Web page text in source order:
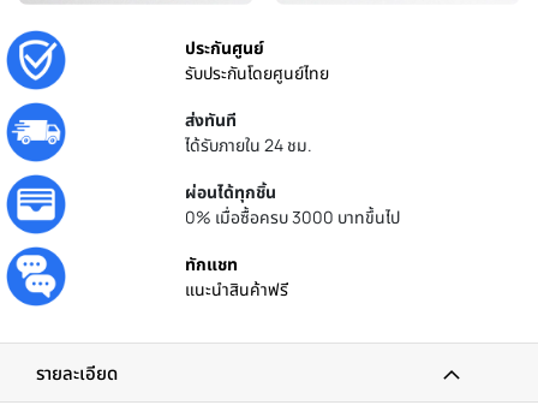
ประกันศูนย์
รับประกันโดยศูนย์ไทย
ส่งทันที
ได้รับภายใน 24 ชม.
ผ่อนได้ทุกชิ้น
0% เมื่อซื้อครบ 3000 บาทขึ้นไป
ทักแชท
แนะนำสินค้าฟรี
รายละเอียด